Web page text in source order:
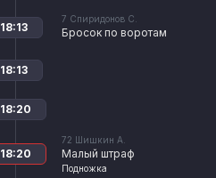
7 Спиридонов С.
Бросок по воротам
18:13
18:13
18:20
72 Шишкин А.
Малый штраф
Подножка
18:20